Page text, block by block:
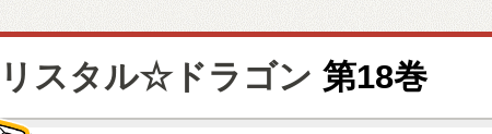
スタル☆ドラゴン 第18巻